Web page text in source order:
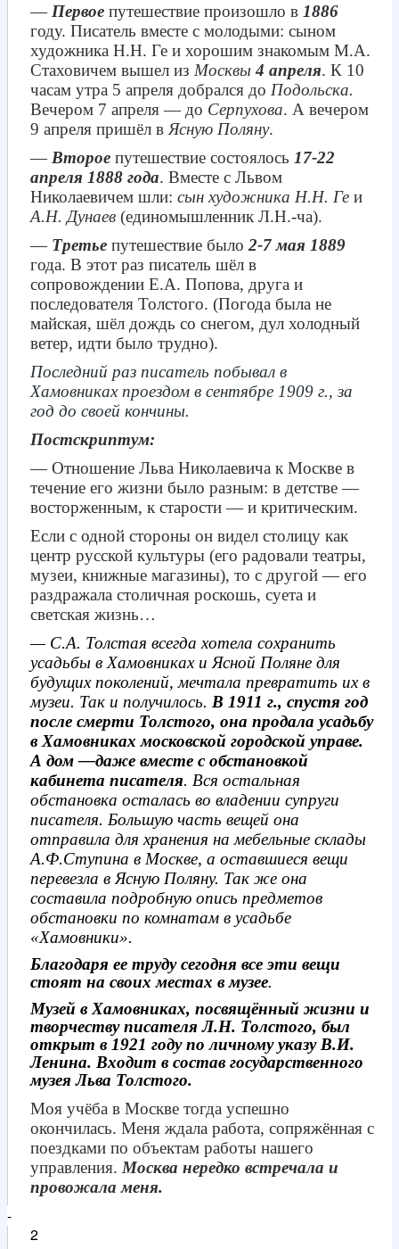
— Первое путешествие произошло в 1886
году. Писатель вместе с молодыми: сыном
художника Н.Н. Ге и хорошим знакомым М.А.
Стаховичем вышел из Москвы 4 апреля. К 10
часам утра 5 апреля добрался до Подольска.
Вечером 7 апреля — до Серпухова. А вечером
9 апреля пришёл в Ясную Поляну.
— Второе путешествие состоялось 17-22
апреля 1888 года. Вместе с Львом
Николаевичем шли: сын художника Н.Н. Ге и
А.Н. Дунаев (единомышленник Л.Н.-ча).
— Третье путешествие было 2-7 мая 1889
года. В этот раз писатель шёл в
сопровождении Е.А. Попова, друга и
последователя Толстого. (Погода была не
майская, шёл дождь со снегом, дул холодный
ветер, идти было трудно).
Последний раз писатель побывал в
Хамовниках проездом в сентябре 1909 г., за
год до своей кончины.
Постскриптум:
— Отношение Льва Николаевича к Москве в
течение его жизни было разным: в детстве —
восторженным, к старости — и критическим.
Если с одной стороны он видел столицу как
центр русской культуры (его радовали театры,
музеи, книжные магазины), то с другой — его
раздражала столичная роскошь, суета и
светская жизнь…
— С.А. Толстая всегда хотела сохранить
усадьбы в Хамовниках и Ясной Поляне для
будущих поколений, мечтала превратить их в
музеи. Так и получилось. В 1911 г., спустя год
после смерти Толстого, она продала усадьбу
в Хамовниках московской городской управе.
А дом —даже вместе с обстановкой
кабинета писателя. Вся остальная
обстановка осталась во владении супруги
писателя. Большую часть вещей она
отправила для хранения на мебельные склады
А.Ф.Ступина в Москве, а оставшиеся вещи
перевезла в Ясную Поляну. Так же она
составила подробную опись предметов
обстановки по комнатам в усадьбе
«Хамовники».
Благодаря ее труду сегодня все эти вещи
стоят на своих местах в музее.
Музей в Хамовниках, посвящённый жизни и
творчеству писателя Л.Н. Толстого, был
открыт в 1921 году по личному указу В.И.
Ленина. Входит в состав государственного
музея Льва Толстого.
Моя учёба в Москве тогда успешно
окончилась. Меня ждала работа, сопряжённая с
поездками по объектам работы нашего
управления. Москва нередко встречала и
провожала меня.
-
2